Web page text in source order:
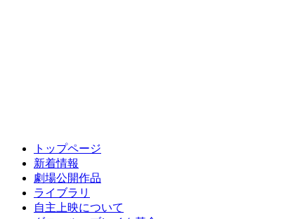
トップページ
新着情報
劇場公開作品
ライブラリ
自主上映について